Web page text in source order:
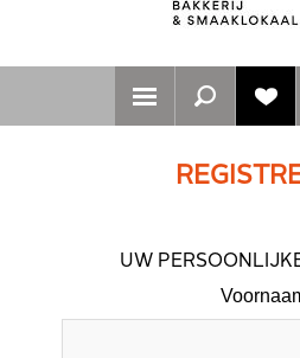
UW